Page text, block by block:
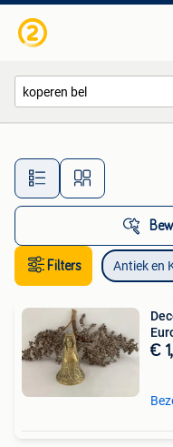
Filters Antiek en
€